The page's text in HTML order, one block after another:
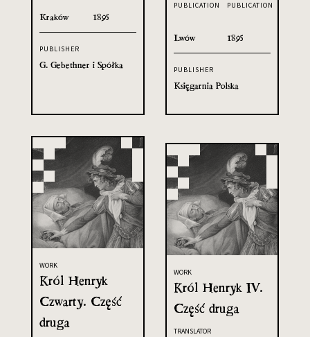
Kraków 1895
PUBLISHER
G. Gebethner i Spółka
PUBLICATION
Lwów
PUBLICATION
1895
PUBLISHER
Księgarnia Polska
WORK
Król Henryk
Czwarty. Część
druga
WORK
Król Henryk IV.
Część druga
TRANSLATOR